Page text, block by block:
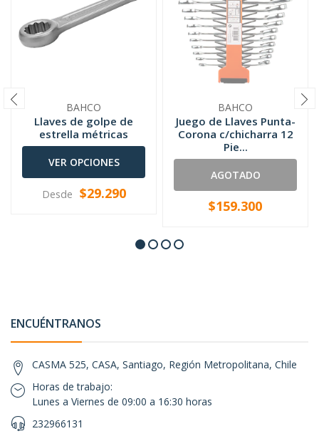
BAHCO
Llaves de golpe de
estrella métricas
VER OPCIONES
Desde $29.290
BAHCO
Juego de Llaves Punta-
Corona c/chicharra 12
Pie...
AGOTADO
$159.300
ENCUÉNTRANOS
CASMA 525, CASA, Santiago, Región Metropolitana, Chile
Horas de trabajo:
Lunes a Viernes de 09:00 a 16:30 horas
232966131